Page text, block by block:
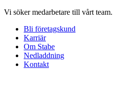
Hoppa
innehåll
Vi söker medarbetare till vårt team.
Bli företagskund
Karriär
Om Stabe
Nedladdning
Kontakt